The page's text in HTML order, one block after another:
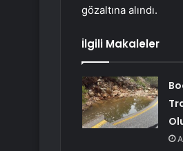
gözaltına alındı.
İlgili Makaleler